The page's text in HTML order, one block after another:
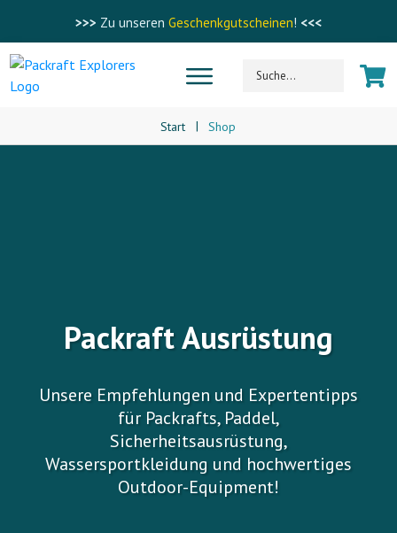
>>> Zu unseren Geschenkgutscheinen! <<<
Start | Shop
Packraft Ausrüstung
Unsere Empfehlungen und Expertentipps
für Packrafts, Paddel,
Sicherheitsausrüstung,
Wassersportkleidung und hochwertiges
Outdoor-Equipment!